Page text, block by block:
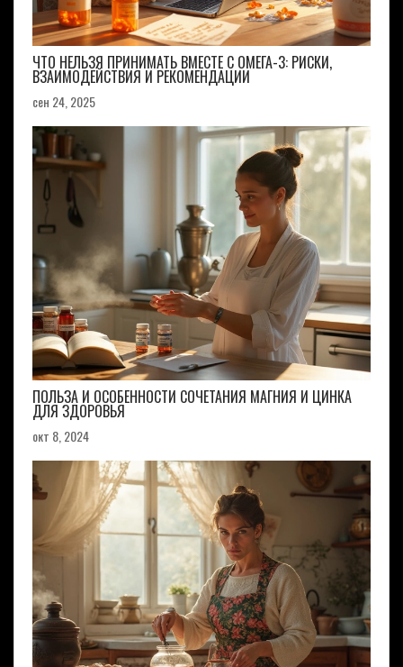
ЧТО НЕЛЬЗЯ ПРИНИМАТЬ ВМЕСТЕ С ОМЕГА-3: РИСКИ,
ВЗАИМОДЕЙСТВИЯ И РЕКОМЕНДАЦИИ
сен 24, 2025
ПОЛЬЗА И ОСОБЕННОСТИ СОЧЕТАНИЯ МАГНИЯ И ЦИНКА
ДЛЯ ЗДОРОВЬЯ
окт 8, 2024